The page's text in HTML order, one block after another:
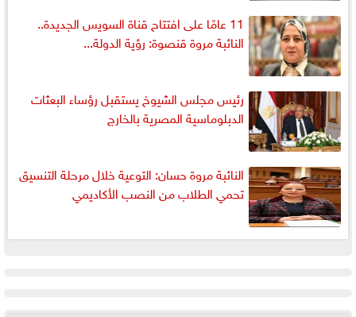
11 عامًا على افتتاح قناة السويس الجديدة..
النائبة مروة قنصوة: رؤية الدولة...
رئيس مجلس الشيوخ يستقبل رؤساء البعثات
الدبلوماسية المصرية بالخارج
النائبة مروة حسان: التوعية خلال مرحلة التنسيق
تحمي الطلاب من النصب الأكاديمي